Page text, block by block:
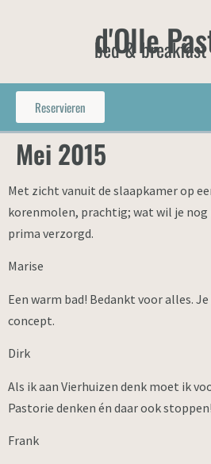
d'Olle
bed & breakfast
Reservieren
Mei 2015
Met zicht vanuit de slaapkamer op
korenmolen, prachtig; wat wil je nog
prima verzorgd.
Marise
Een warm bad! Bedankt voor alles.
concept.
Dirk
Als ik aan Vierhuizen denk moet ik
Pastorie denken én daar ook stoppen!
Frank